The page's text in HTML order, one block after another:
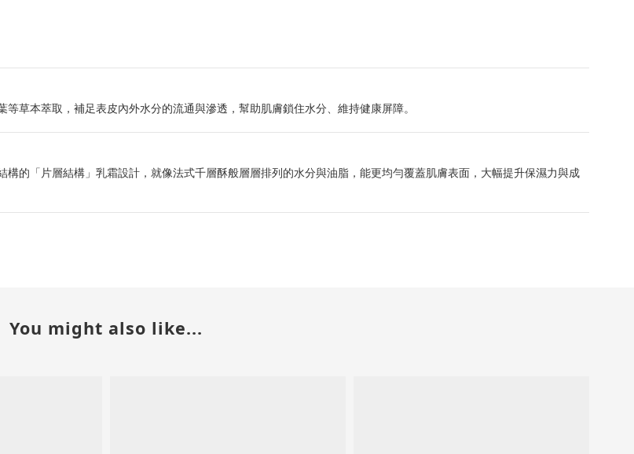
草本萃取，補足表皮內外水分的流通與滲透，幫助肌膚鎖住水分、維持健康屏障。
的「片層結構」乳霜設計，就像法式千層酥般層層排列的水分與油脂，能更均勻覆蓋肌膚表面，大幅提升保濕力與成
You might also like...